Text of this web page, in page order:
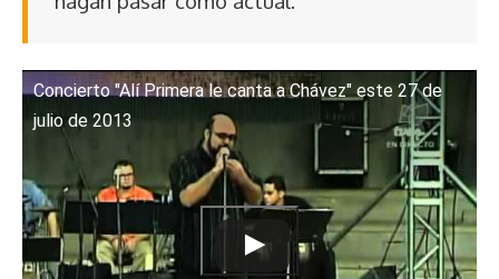
Concierto "Alí Primera le canta a Chávez" este 27 de
julio de 2013